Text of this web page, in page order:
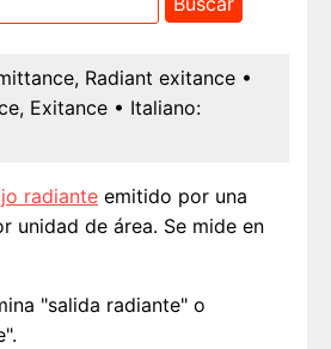
Radiant exitance •
Exitance • Italiano:
radiante emitido por una
unidad de área. Se mide en
"salida radiante" o